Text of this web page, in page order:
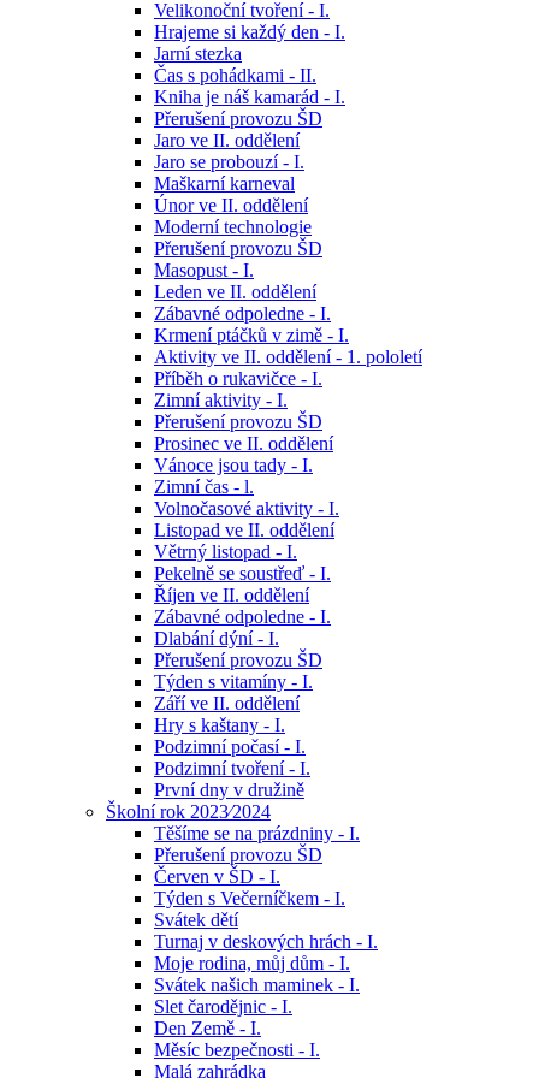
Velikonoční tvoření - I.
Hrajeme si každý den - I.
Jarní stezka
Čas s pohádkami - II.
Kniha je náš kamarád - I.
Přerušení provozu ŠD
Jaro ve II. oddělení
Jaro se probouzí - I.
Maškarní karneval
Únor ve II. oddělení
Moderní technologie
Přerušení provozu ŠD
Masopust - I.
Leden ve II. oddělení
Zábavné odpoledne - I.
Krmení ptáčků v zimě - I.
Aktivity ve II. oddělení - 1. pololetí
Příběh o rukavičce - I.
Zimní aktivity - I.
Přerušení provozu ŠD
Prosinec ve II. oddělení
Vánoce jsou tady - I.
Zimní čas - l.
Volnočasové aktivity - I.
Listopad ve II. oddělení
Větrný listopad - I.
Pekelně se soustřeď - I.
Říjen ve II. oddělení
Zábavné odpoledne - I.
Dlabání dýní - I.
Přerušení provozu ŠD
Týden s vitamíny - I.
Září ve II. oddělení
Hry s kaštany - I.
Podzimní počasí - I.
Podzimní tvoření - I.
První dny v družině
Školní rok 2023⁄2024
Těšíme se na prázdniny - I.
Přerušení provozu ŠD
Červen v ŠD - I.
Týden s Večerníčkem - I.
Svátek dětí
Turnaj v deskových hrách - I.
Moje rodina, můj dům - I.
Svátek našich maminek - I.
Slet čarodějnic - I.
Den Země - I.
Měsíc bezpečnosti - I.
Malá zahrádka